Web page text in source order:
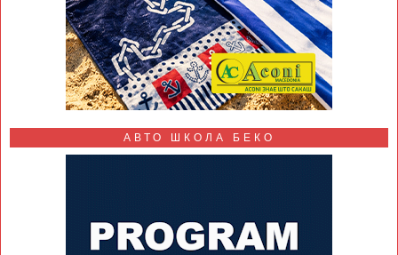
АВТО ШКОЛА БЕКО